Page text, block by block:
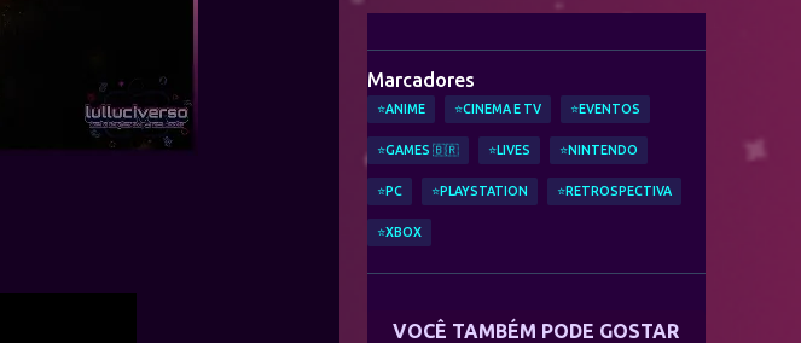
Marcadores
⭐ANIME ⭐CINEMA E TV ⭐EVENTOS
⭐GAMES 🇧🇷 ⭐LIVES ⭐NINTENDO
⭐PC ⭐PLAYSTATION ⭐RETROSPECTIVA
⭐XBOX
VOCÊ TAMBÉM PODE GOSTAR